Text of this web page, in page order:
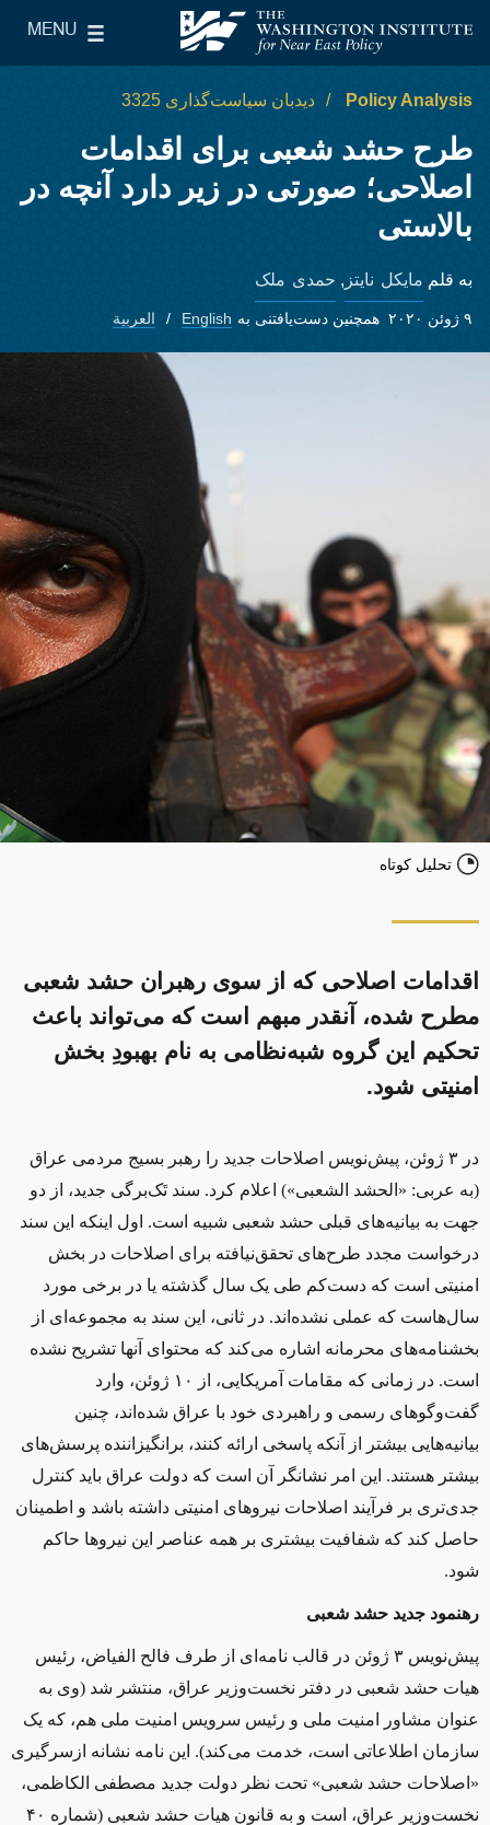
The Washington Institute for Near East Policy
MENU
Main Menu
Policy Analysis دیدبان سیاست‌گذاری 3325
طرح حشد شعبی برای اقدامات
اصلاحی؛ صورتی در زیر دارد آنچه در
بالاستی
به قلم مایکل نایتز, حمدی ملک
۹ ژوئن ۲۰۲۰ همچنین دست‌یافتنی به English العربية
تحلیل کوتاه
اقدامات اصلاحی که از سوی رهبران حشد شعبی
مطرح شده، آنقدر مبهم است که می‌تواند باعث
تحکیم این گروه شبه‌نظامی به نام بهبودِ بخش
امنیتی شود.
در ۳ ژوئن، پیش‌نویس اصلاحات جدید را رهبر بسیج مردمی عراق
(به عربی: «الحشد الشعبی») اعلام کرد. سند تَک‌برگی جدید، از دو
جهت به بیانیه‌های قبلی حشد شعبی شبیه است. اول اینکه این سند
درخواست مجدد طرح‌های تحقق‌نیافته برای اصلاحات در بخش
امنیتی است که دست‌کم طی یک سال گذشته یا در برخی مورد
سال‌هاست که عملی نشده‌اند. در ثانی، این سند به مجموعه‌ای از
بخشنامه‌های محرمانه اشاره می‌کند که محتوای آنها تشریح نشده
است. در زمانی که مقامات آمریکایی، از ۱۰ ژوئن، وارد
گفت‌وگوهای رسمی و راهبردی خود با عراق شده‌اند، چنین
بیانیه‌هایی بیشتر از آنکه پاسخی ارائه کنند، برانگیزاننده پرسش‌های
بیشتر هستند. این امر نشانگر آن است که دولت عراق باید کنترل
جدی‌تری بر فرآیند اصلاحات نیروهای امنیتی داشته باشد و اطمینان
حاصل کند که شفافیت بیشتری بر همه عناصر این نیروها حاکم
شود.
رهنمود جدید حشد شعبی
پیش‌نویس ۳ ژوئن در قالب نامه‌ای از طرف فالح الفیاض، رئیس
هیات حشد شعبی در دفتر نخست‌وزیر عراق، منتشر شد (وی به
عنوان مشاور امنیت ملی و رئیس سرویس امنیت ملی هم، که یک
سازمان اطلاعاتی است، خدمت می‌کند). این نامه نشانه ازسرگیری
«اصلاحات حشد شعبی» تحت نظر دولت جدید مصطفی الکاظمی،
نخست‌وزیر عراق، است و به قانون هیات حشد شعبی (شماره ۴۰